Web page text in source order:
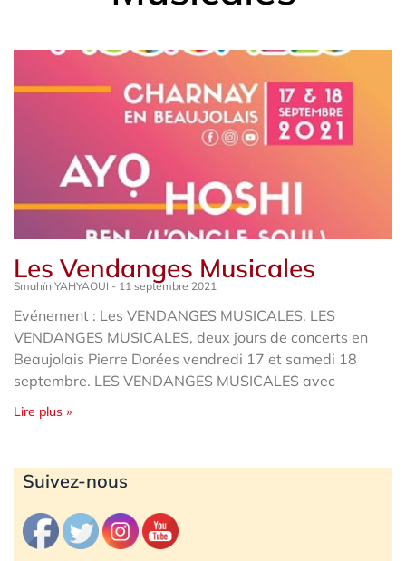
Les Vendanges Musicales
Smahïn YAHYAOUI 11 septembre 2021
Evénement : Les VENDANGES MUSICALES. LES
VENDANGES MUSICALES, deux jours de concerts en
Beaujolais Pierre Dorées vendredi 17 et samedi 18
septembre. LES VENDANGES MUSICALES avec
Lire plus »
Suivez-nous
Archives